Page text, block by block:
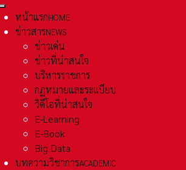
หน้าแรกHOME
ข่าวสารNEWS
ข่าวเด่น
ข่าวที่น่าสนใจ
บริหารราชการ
กฏหมายและระเเบียบ
วิดีโอที่น่าสนใจ
E-Learning
E-Book
Big Data
บทความวิชาการACADEMIC